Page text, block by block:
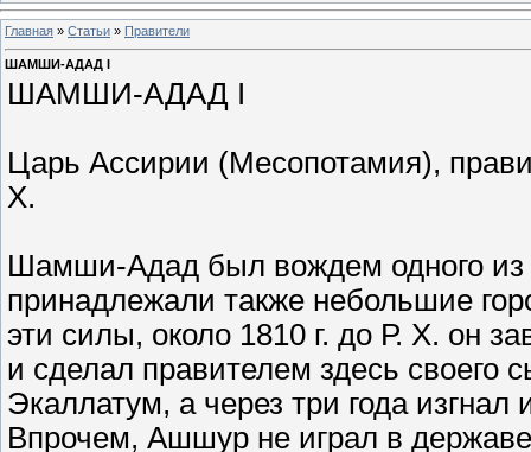
Главная » Статьи » Правители
ШАМШИ-АДАД I
ШАМШИ-АДАД I
Царь Ассирии (Месопотамия),
Х.
Шамши-Адад был вождем одного из
принадлежали также небольшие
эти силы, около 1810 г. до Р. Х. он
и сделал правителем здесь своего
Экаллатум, а через три года
Впрочем, Ашшур не играл в